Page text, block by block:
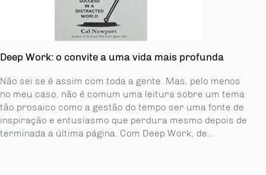
Deep Work: o convite a uma vida mais profunda
Não sei se é assim com toda a gente. Mas, pelo menos
no meu caso, não é comum uma leitura sobre um tema
tão prosaico como a gestão do tempo ser uma fonte de
inspiração e entusiasmo que perdura mesmo depois de
terminada a última página. Com Deep Work, de...